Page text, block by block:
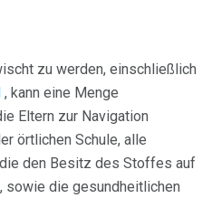
zu werden, einschließlich
, kann eine Menge
Eltern zur Navigation
örtlichen Schule, alle
den Besitz des Stoffes auf
sowie die gesundheitlichen